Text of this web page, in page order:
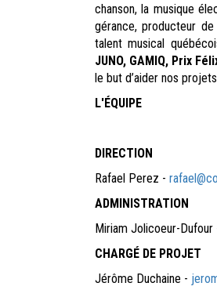
chanson, la musique
gérance, producteur
talent musical
JUNO, GAMIQ, Prix
le but d’aider nos
L'ÉQUIPE
DIRECTION
Rafael Perez -
ADMINISTRATION
Miriam Jolicoeur-Dufour
CHARGÉ DE PROJET
Jérôme Duchaine -